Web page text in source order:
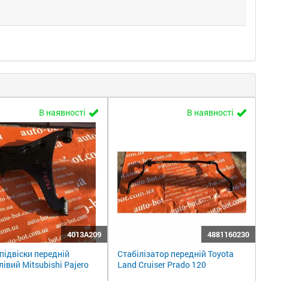
В наявності
4013A209
передній
Mitsubishi Pajero
В наявності
4881160230
Стабілізатор передній Toyota
Land Cruiser Prado 120